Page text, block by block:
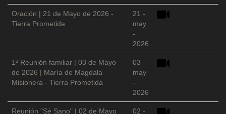
Oración | 21 de Mayo de 2026 -
Tierra Prometida
21 -
may
-
2026
1ª Reunión familiar | 03 de Mayo
de 2026 | María de Magdala
Misionera - Tierra Prometida
03 -
may
-
2026
Reunión "Sé Sano" | 02 de Mayo
02 -